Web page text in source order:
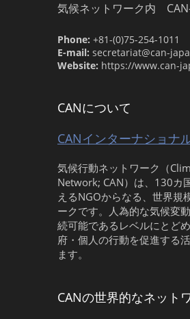
気候ネットワーク内
Phone: +81-(0)75-254-1011
E-mail: secretariat@can-
Website: https://www.can-
CANについて
CANインターナショナ
気候行動ネットワーク（
Network; CAN）は、130カ
えるNGOからなる、世界規
ークです。人為的な気候変
続可能であるレベルにとど
府・個人の行動を促進する
ます。
CANの世界的なネット